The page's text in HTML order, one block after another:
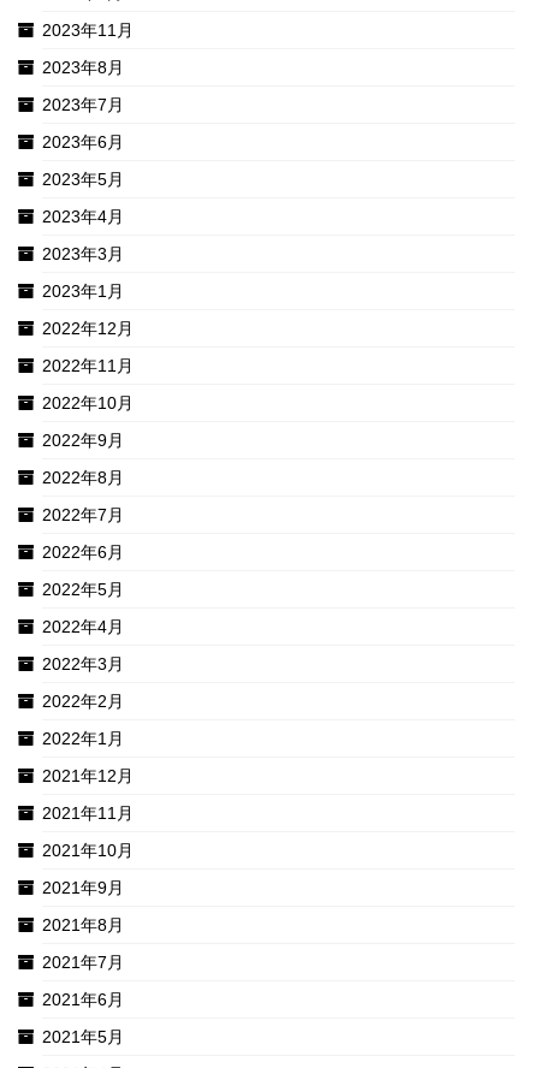
2023年11月
2023年8月
2023年7月
2023年6月
2023年5月
2023年4月
2023年3月
2023年1月
2022年12月
2022年11月
2022年10月
2022年9月
2022年8月
2022年7月
2022年6月
2022年5月
2022年4月
2022年3月
2022年2月
2022年1月
2021年12月
2021年11月
2021年10月
2021年9月
2021年8月
2021年7月
2021年6月
2021年5月